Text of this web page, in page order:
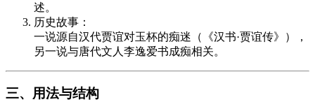
述。
历史故事：
一说源自汉代贾谊对玉杯的痴迷（《汉书·贾谊传》），
另一说与唐代文人李逸爱书成痴相关。
三、用法与结构